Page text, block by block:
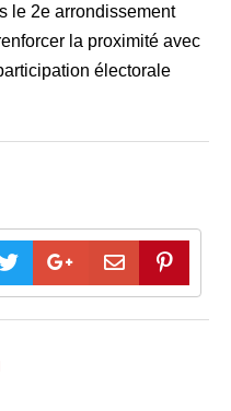
le 2e arrondissement
la proximité avec
électorale